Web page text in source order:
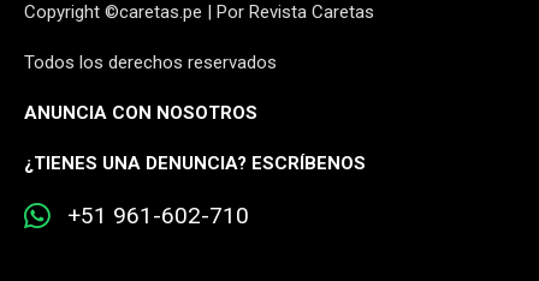
Copyright ©caretas.pe | Por Revista Caretas
Todos los derechos reservados
ANUNCIA CON NOSOTROS
¿TIENES UNA DENUNCIA? ESCRÍBENOS
+51 961-602-710